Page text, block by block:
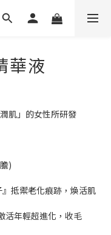
華液
肌」的女性所研發
)
抵禦老化痕跡，煥活肌
活年輕超進化，收毛